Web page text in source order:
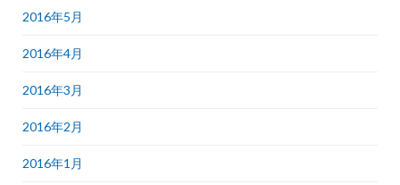
2016年5月
2016年4月
2016年3月
2016年2月
2016年1月